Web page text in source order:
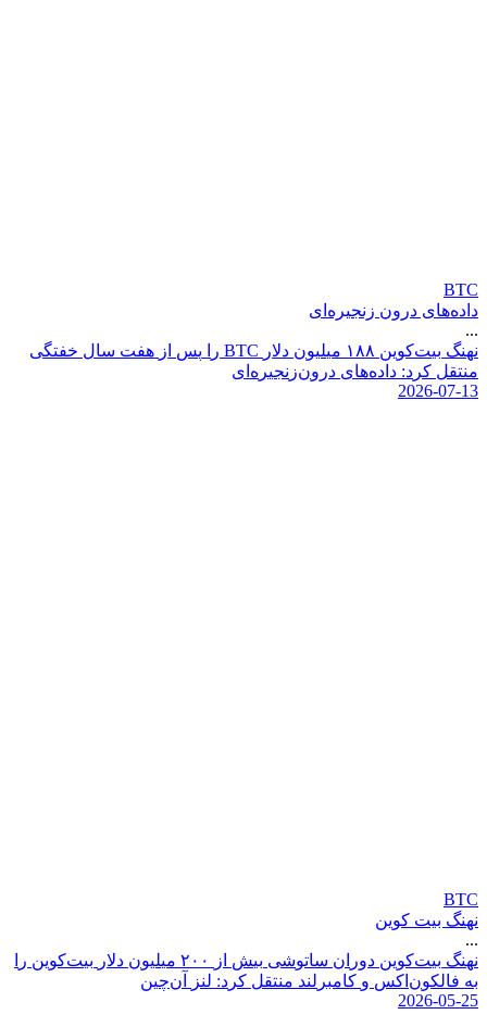
BTC
داده‌های درون زنجیره‌ای
...
نهنگ بیتکوین ۱ ۸۸ میلیون دلر BTC ر پس ز هفت سال خفتگی
منتقل کر د: د دههای در ونز نجیر ه ی
2026-07-13
BTC
نهنگ بیت کوین
...
نهنگ بیتکوین دور ن ساتوشی بیش ز ۲ ۰ ۰ میلیون دلر بیتکوین ر
به فالکون کس و کامبر لند منتقل کر د: لنز نچین
2026-05-25